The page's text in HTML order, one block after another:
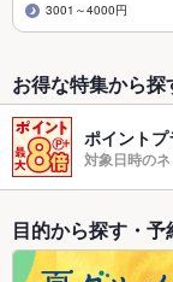
3001～4000円
お得な特集から探
ポイント
対象日時の
目的から探す・予